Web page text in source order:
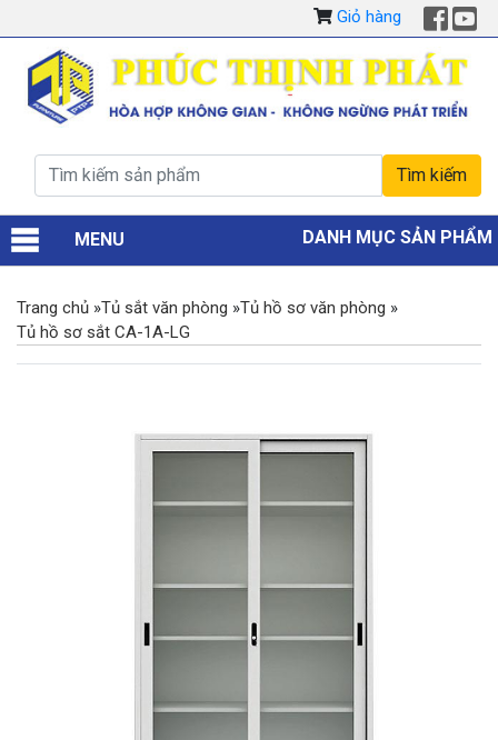
Giỏ hàng
MENU DANH MỤC SẢN PHẨM
Trang chủ »Tủ sắt văn phòng »Tủ hồ sơ văn phòng »
Tủ hồ sơ sắt CA-1A-LG